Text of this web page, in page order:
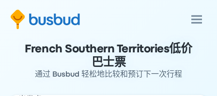
French Southern Territories低价
巴士票
通过 Busbud 轻松地比较和预订下一次行程